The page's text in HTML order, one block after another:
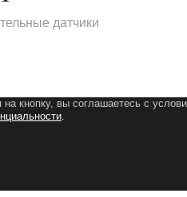
кнопку, вы соглашаетесь с
.